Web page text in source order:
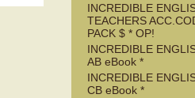
INCREDIBLE
TEACHERS
PACK $ * OP!
INCREDIBLE
AB eBook *
INCREDIBLE
CB eBook *